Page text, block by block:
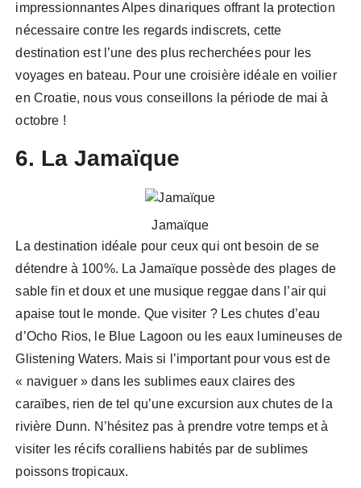
impressionnantes Alpes dinariques offrant la protection
nécessaire contre les regards indiscrets, cette
destination est l’une des plus recherchées pour les
voyages en bateau. Pour une croisière idéale en voilier
en Croatie, nous vous conseillons la période de mai à
octobre !
6. La Jamaïque
Jamaïque
La destination idéale pour ceux qui ont besoin de se
détendre à 100%. La Jamaïque possède des plages de
sable fin et doux et une musique reggae dans l’air qui
apaise tout le monde. Que visiter ? Les chutes d’eau
d’Ocho Rios, le Blue Lagoon ou les eaux lumineuses de
Glistening Waters. Mais si l’important pour vous est de
« naviguer » dans les sublimes eaux claires des
caraïbes, rien de tel qu’une excursion aux chutes de la
rivière Dunn. N’hésitez pas à prendre votre temps et à
visiter les récifs coralliens habités par de sublimes
poissons tropicaux.